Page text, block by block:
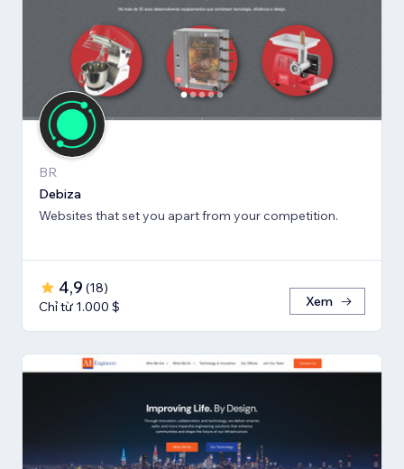
BR
Debiza
Websites that set you apart from your competition.
4,9 (18)
Chỉ từ 1.000 $
Xem